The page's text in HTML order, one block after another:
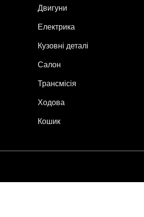
Двигуни
Електрика
Кузовні деталі
Салон
Трансмісія
Ходова
Кошик